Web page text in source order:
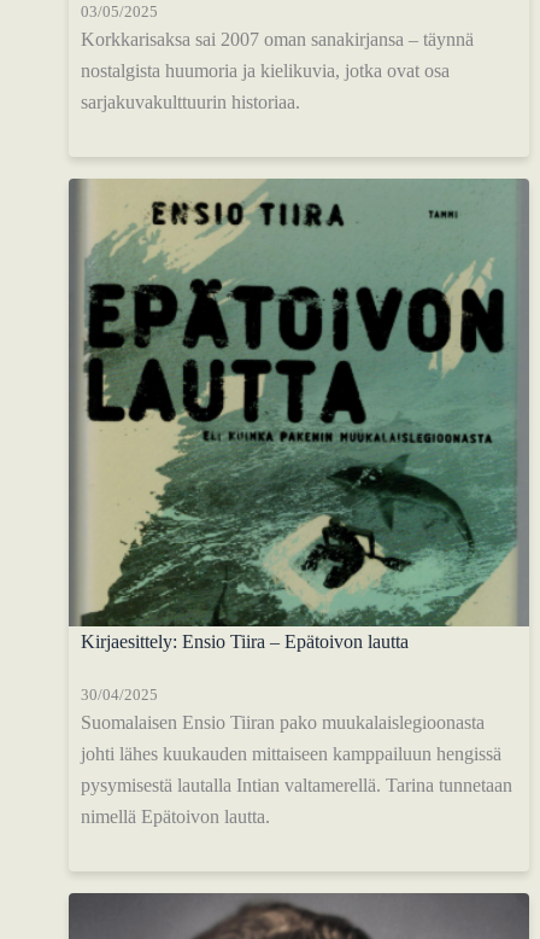
03/05/2025
Korkkarisaksa sai 2007 oman sanakirjansa – täynnä
nostalgista huumoria ja kielikuvia, jotka ovat osa
sarjakuvakulttuurin historiaa.
Kirjaesittely: Ensio Tiira – Epätoivon lautta
30/04/2025
Suomalaisen Ensio Tiiran pako muukalaislegioonasta
johti lähes kuukauden mittaiseen kamppailuun hengissä
pysymisestä lautalla Intian valtamerellä. Tarina tunnetaan
nimellä Epätoivon lautta.